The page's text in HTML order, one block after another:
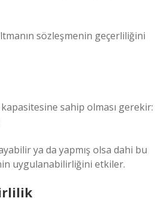
sözleşmenin geçerliliğini
sahip olması gerekir:
ya da yapmış olsa dahi bu
uygulanabilirliğini etkiler.